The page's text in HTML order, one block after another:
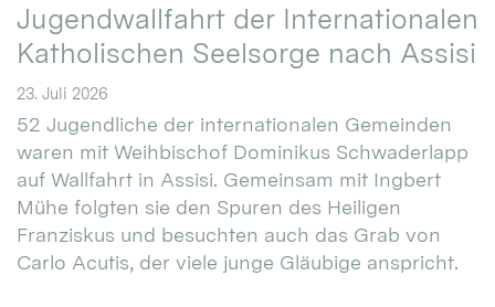
Jugendwallfahrt der Internationalen
Katholischen Seelsorge nach Assisi
23. Juli 2026
52 Jugendliche der internationalen Gemeinden
waren mit Weihbischof Dominikus Schwaderlapp
auf Wallfahrt in Assisi. Gemeinsam mit Ingbert
Mühe folgten sie den Spuren des Heiligen
Franziskus und besuchten auch das Grab von
Carlo Acutis, der viele junge Gläubige anspricht.